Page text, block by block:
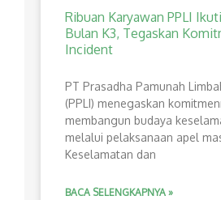
Ribuan Karyawan PPLI
Bulan K3, Tegaskan
Incident
PT Prasadha Pamunah
(PPLI) menegaskan
membangun budaya
melalui pelaksanaan apel
Keselamatan dan
BACA SELENGKAPNYA »